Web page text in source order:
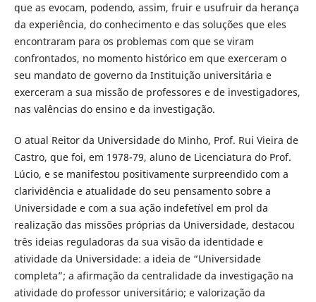
que as evocam, podendo, assim, fruir e usufruir da herança
da experiência, do conhecimento e das soluções que eles
encontraram para os problemas com que se viram
confrontados, no momento histórico em que exerceram o
seu mandato de governo da Instituição universitária e
exerceram a sua missão de professores e de investigadores,
nas valências do ensino e da investigação.
O atual Reitor da Universidade do Minho, Prof. Rui Vieira de
Castro, que foi, em 1978-79, aluno de Licenciatura do Prof.
Lúcio, e se manifestou positivamente surpreendido com a
clarividência e atualidade do seu pensamento sobre a
Universidade e com a sua ação indefetível em prol da
realização das missões próprias da Universidade, destacou
três ideias reguladoras da sua visão da identidade e
atividade da Universidade: a ideia de “Universidade
completa”; a afirmação da centralidade da investigação na
atividade do professor universitário; e valorização da